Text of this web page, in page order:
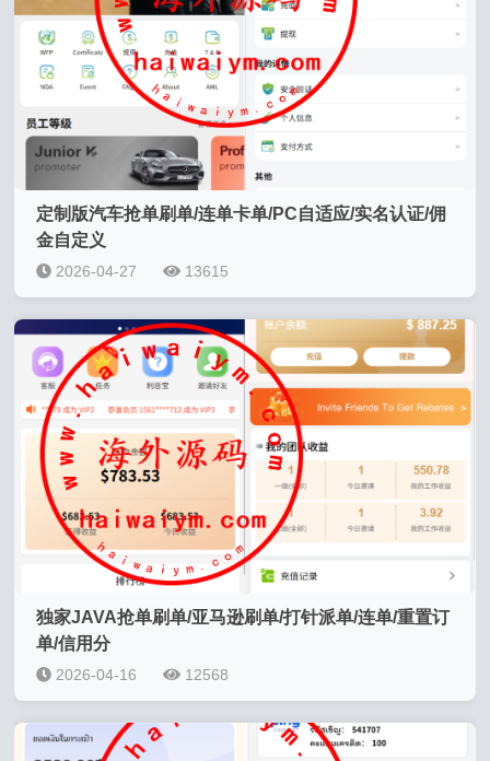
定制版汽车抢单刷单/连单卡单/PC自适应/实名认证/佣
金自定义
2026-04-27 13615
独家JAVA抢单刷单/亚马逊刷单/打针派单/连单/重置订
单/信用分
2026-04-16 12568